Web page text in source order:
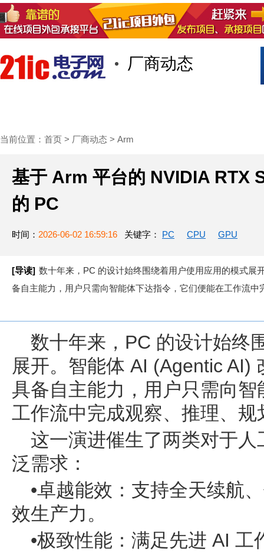
厂商动态
当前位置： 首页 > 厂商动态 > Arm
基于 Arm 平台的 NVIDIA RTX
的 PC
时间： 2026-06-02 16:59:16 关键字： PC CPU GPU
[导读] 数十年来，PC 的设计始终围绕着用户使用应用的模式展
备自主能力，用户只需向智能体下达指令，它们便能在工作流
数十年来，PC 的设计始终
展开。智能体 AI (Agentic AI)
具备自主能力，用户只需向
工作流中完成观察、推理、规
这一演进催生了两类对于
泛需求：
•卓越能效：支持全天续航
效生产力。
•极致性能：满足先进 AI